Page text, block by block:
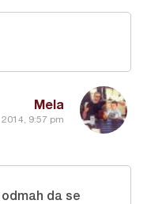
Mela
9:57 pm
da se